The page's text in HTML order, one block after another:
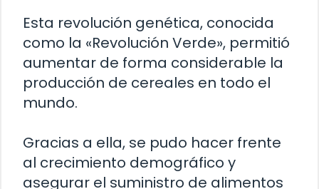
Esta revolución genética, conocida
como la «Revolución Verde», permitió
aumentar de forma considerable la
producción de cereales en todo el
mundo.
Gracias a ella, se pudo hacer frente
al crecimiento demográfico y
asegurar el suministro de alimentos